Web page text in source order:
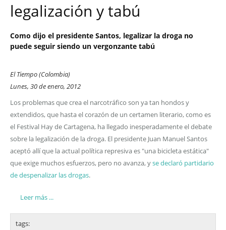
legalización y tabú
Como dijo el presidente Santos, legalizar la droga no
puede seguir siendo un vergonzante tabú
El Tiempo (Colombia)
Lunes, 30 de enero, 2012
Los problemas que crea el narcotráfico son ya tan hondos y
extendidos, que hasta el corazón de un certamen literario, como es
el Festival Hay de Cartagena, ha llegado inesperadamente el debate
sobre la legalización de la droga. El presidente Juan Manuel Santos
aceptó allí que la actual política represiva es "una bicicleta estática"
que exige muchos esfuerzos, pero no avanza, yse declaró partidario
de despenalizar las drogas.
Leer más ...
tags: